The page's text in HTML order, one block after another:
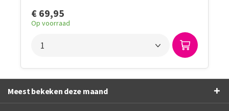
€ 69,95
Op voorraad
Meest bekeken deze maand